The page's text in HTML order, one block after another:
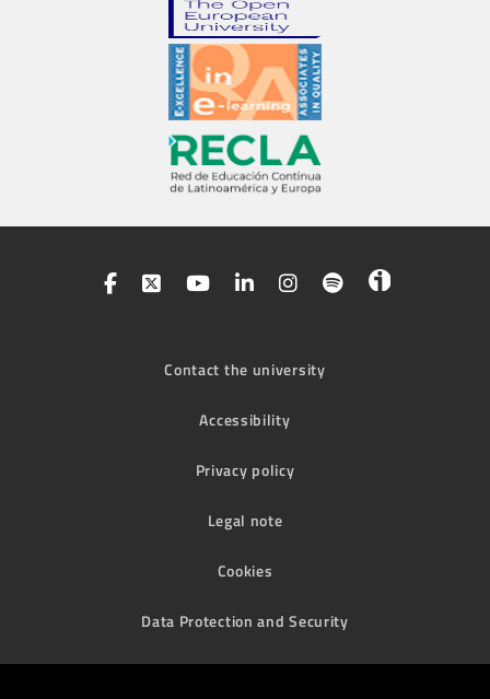
Contact the university
Accessibility
Privacy policy
Legal note
Cookies
Data Protection and Security